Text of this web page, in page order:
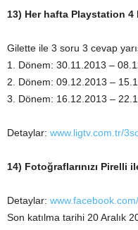
13) Her hafta Playstation 4
Gilette ile 3 soru 3 cevap
1. Dönem: 30.11.2013 –
2. Dönem: 09.12.2013 –
3. Dönem: 16.12.2013 –
Detaylar: www.ligtv.com.tr/
14) Fotoğraflarınızı Pirelli
Detaylar:
Son katılma tarihi 20 Aralık